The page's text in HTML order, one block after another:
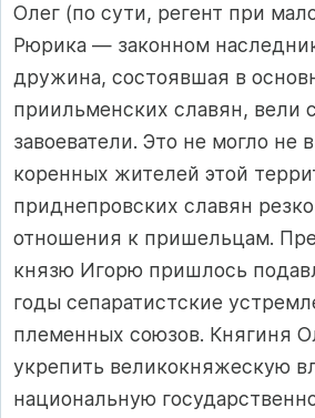
Олег (по сути, регент при
Рюрика — законном
дружина, состоявшая в
приильменских славян, вели
завоеватели. Это не могло не
коренных жителей этой
приднепровских славян
отношения к пришельцам.
князю Игорю пришлось
годы сепаратистские
племенных союзов. Княгиня
укрепить великокняжескую
национальную